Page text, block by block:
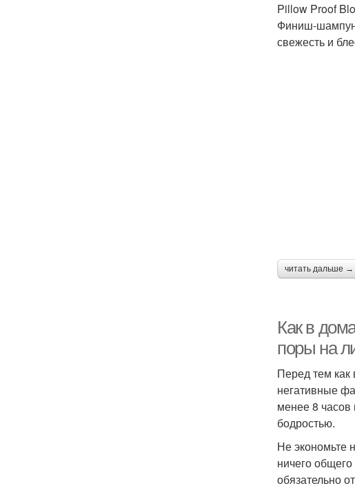
Pillow Proof
Финиш-
свежесть и
читать дальше →
Как в
поры на
Перед тем как
негативные
менее 8 часов
бодростью.
Не экономьте
ничего
обязательно